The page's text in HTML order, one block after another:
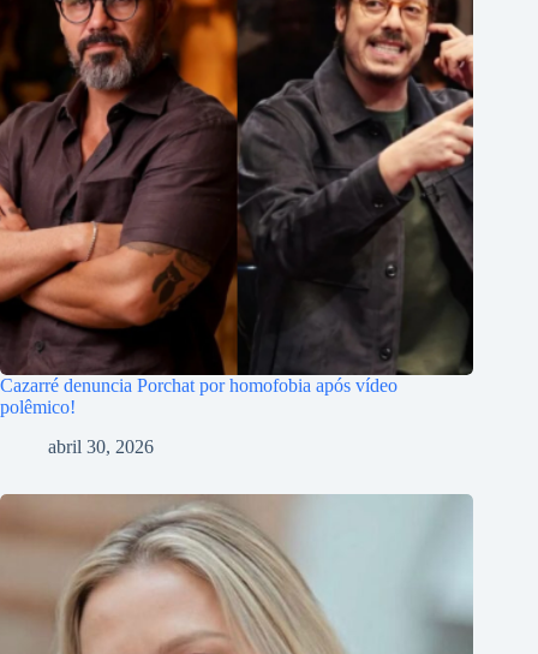
Cazarré denuncia Porchat por homofobia após vídeo
polêmico!
abril 30, 2026